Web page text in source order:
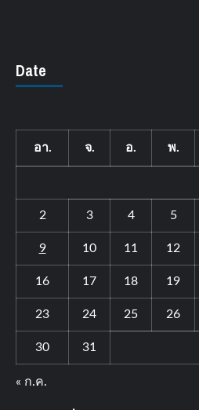
Date
อา. จ. อ. พ.
2 3 4 5
9 10 11 12
16 17 18 19
23 24 25 26
30 31
« ก.ค.